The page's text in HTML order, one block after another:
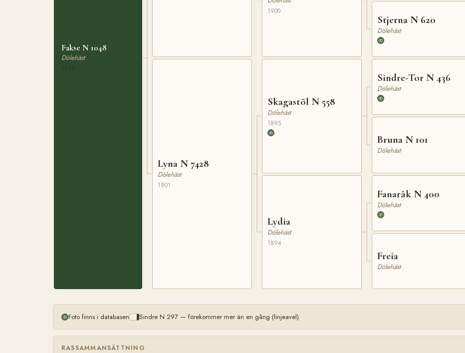
Fakse N 1048
Dölehäst
Lyna N 7428
Dölehäst
1901
1900
Skagastöl N 558
Dölehäst
1895
Lydia
Dölehäst
1894
Stjerna N 620
Dölehäst
Sindre-Tor N 436
Dölehäst
Bruna N 101
Dölehäst
Fanaråk N 400
Dölehäst
Freia
Dölehäst
Foto finns i databasen Sindre N 297 — förekommer mer än en gång (linjeavel)
RASSAMMANSÄTTNING